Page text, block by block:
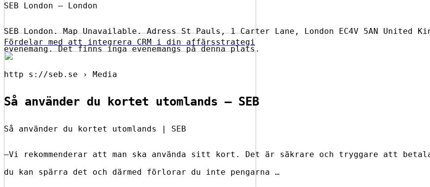
Fördelar med att integrera CRM i din affärsstrategi
SEB London – London
SEB London. Map Unavailable. Adress St Pauls, 1 Carter Lane, London EC4V 5AN United
evenemang. Det finns inga evenemangs på denna plats.
http s://seb.se › Media
Så använder du kortet utomlands – SEB
Så använder du kortet utomlands | SEB
–Vi rekommenderar att man ska använda sitt kort. Det är säkrare och tryggare att
du kan spärra det och därmed förlorar du inte pengarna …